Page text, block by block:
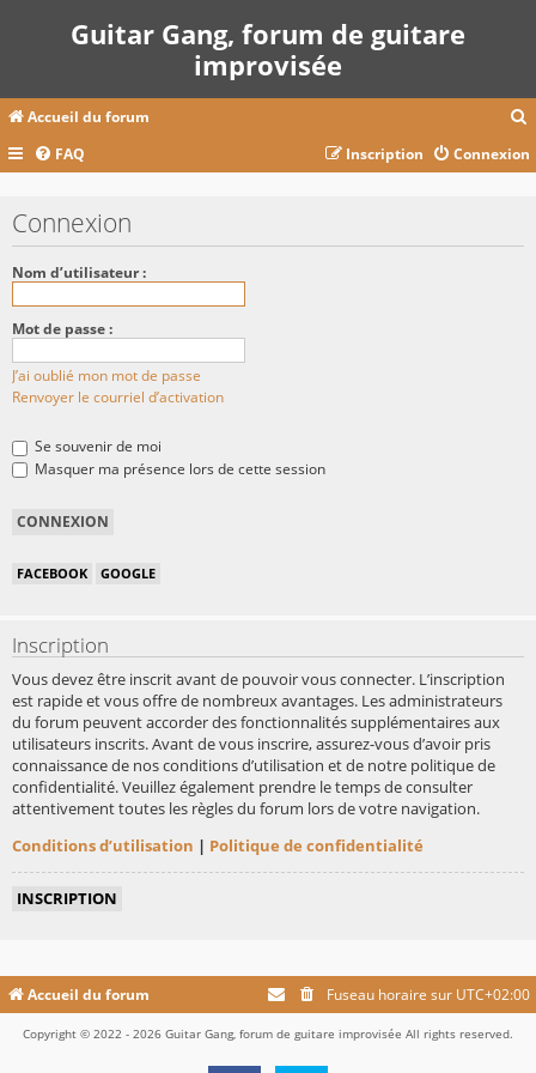
Guitar Gang, forum de guitare
improvisée
Accueil du forum
c
FAQ Connexion
Inscription
Connexion
Nom d’utilisateur :
Mot de passe :
J’ai oublié mon mot de passe
Renvoyer le courriel d’activation
Se souvenir de moi
Masquer ma présence lors de cette session
FACEBOOK GOOGLE
Inscription
Vous devez être inscrit avant de pouvoir vous connecter. L’inscription
est rapide et vous offre de nombreux avantages. Les administrateurs
du forum peuvent accorder des fonctionnalités supplémentaires aux
utilisateurs inscrits. Avant de vous inscrire, assurez-vous d’avoir pris
connaissance de nos conditions d’utilisation et de notre politique de
confidentialité. Veuillez également prendre le temps de consulter
attentivement toutes les règles du forum lors de votre navigation.
Conditions d’utilisation | Politique de confidentialité
INSCRIPTION
Accueil du forum Fuseau horaire sur UTC+02:00
Copyright © 2022 - 2026 Guitar Gang, forum de guitare improvisée All rights reserved.